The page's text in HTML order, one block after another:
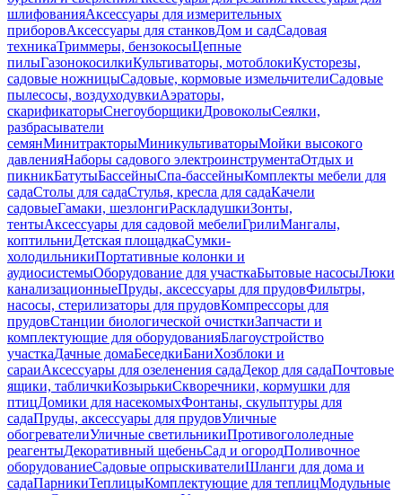
шлифованияАксессуары для измерительных
приборовАксессуары для станковДом и садСадовая
техникаТриммеры, бензокосыЦепные
пилыГазонокосилкиКультиваторы, мотоблокиКусторезы,
садовые ножницыСадовые, кормовые измельчителиСадовые
пылесосы, воздуходувкиАэраторы,
скарификаторыСнегоуборщикиДровоколыСеялки,
разбрасыватели
семянМинитракторыМиникультиваторыМойки высокого
давленияНаборы садового электроинструментаОтдых и
пикникБатутыБассейныСпа-бассейныКомплекты мебели для
садаСтолы для садаСтулья, кресла для садаКачели
садовыеГамаки, шезлонгиРаскладушкиЗонты,
тентыАксессуары для садовой мебелиГрилиМангалы,
коптильниДетская площадкаСумки-
холодильникиПортативные колонки и
аудиосистемыОборудование для участкаБытовые насосыЛюки
канализационныеПруды, аксессуары для прудовФильтры,
насосы, стерилизаторы для прудовКомпрессоры для
прудовСтанции биологической очисткиЗапчасти и
комплектующие для оборудованияБлагоустройство
участкаДачные домаБеседкиБаниХозблоки и
сараиАксессуары для озеленения садаДекор для садаПочтовые
ящики, табличкиКозырькиСкворечники, кормушки для
птицДомики для насекомыхФонтаны, скульптуры для
садаПруды, аксессуары для прудовУличные
обогревателиУличные светильникиПротивогололедные
реагентыДекоративный щебеньСад и огородПоливочное
оборудованиеСадовые опрыскивателиШланги для дома и
садаПарникиТеплицыКомплектующие для теплицМодульные